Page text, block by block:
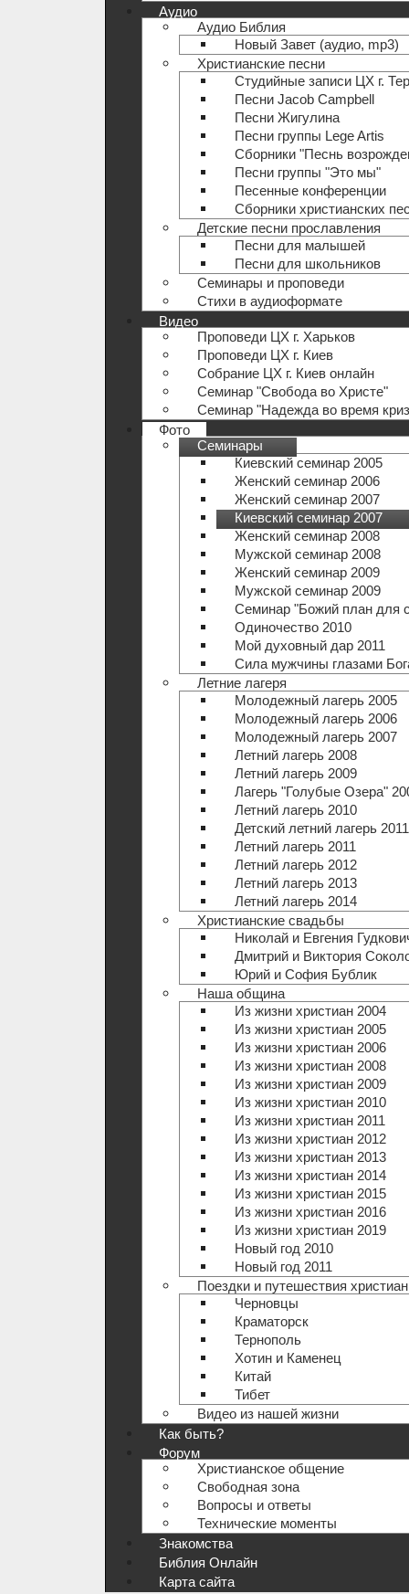
Аудио
Аудио Библия
Новый Завет (аудио, mp3)
Христианские песни
Студийные записи ЦХ г.
Песни Jacob Campbell
Песни Жигулина
Песни группы Lege Artis
Сборники "Песнь
Песни группы "Это мы"
Песенные конференции
Сборники христианских
Детские песни прославления
Песни для малышей
Песни для школьников
Семинары и проповеди
Стихи в аудиоформате
Видео
Проповеди ЦХ г. Харьков
Проповеди ЦХ г. Киев
Собрание ЦХ г. Киев онлайн
Семинар "Свобода во Христе"
Семинар "Надежда во время
Фото
Семинары
Киевский семинар 2005
Женский семинар 2006
Женский семинар 2007
Киевский семинар 2007
Женский семинар 2008
Мужской семинар 2008
Женский семинар 2009
Мужской семинар 2009
Семинар "Божий план для
Одиночество 2010
Мой духовный дар 2011
Сила мужчины глазами
Летние лагеря
Молодежный лагерь 2005
Молодежный лагерь 2006
Молодежный лагерь 2007
Летний лагерь 2008
Летний лагерь 2009
Лагерь "Голубые Озера"
Летний лагерь 2010
Детский летний лагерь 2011
Летний лагерь 2011
Летний лагерь 2012
Летний лагерь 2013
Летний лагерь 2014
Христианские свадьбы
Николай и Евгения
Дмитрий и Виктория
Юрий и София Бублик
Наша община
Из жизни христиан 2004
Из жизни христиан 2005
Из жизни христиан 2006
Из жизни христиан 2008
Из жизни христиан 2009
Из жизни христиан 2010
Из жизни христиан 2011
Из жизни христиан 2012
Из жизни христиан 2013
Из жизни христиан 2014
Из жизни христиан 2015
Из жизни христиан 2016
Из жизни христиан 2019
Новый год 2010
Новый год 2011
Поездки и путешествия христиан
Черновцы
Краматорск
Тернополь
Хотин и Каменец
Китай
Тибет
Видео из нашей жизни
Как быть?
Форум
Христианское общение
Свободная зона
Вопросы и ответы
Технические моменты
Знакомства
Библия Онлайн
Карта сайта